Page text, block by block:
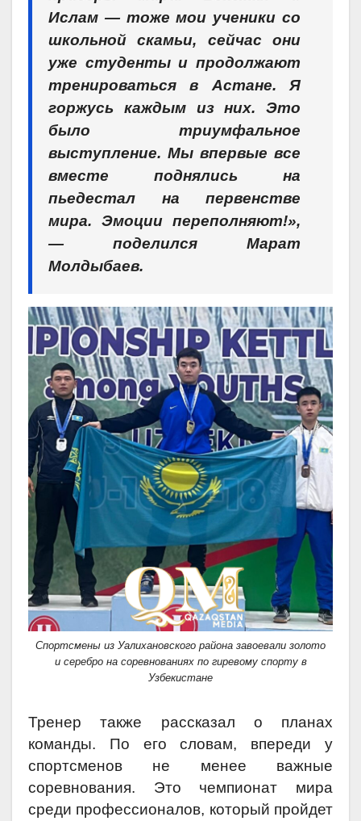
Ислам — тоже мои ученики со
школьной скамьи, сейчас они
уже студенты и продолжают
тренироваться в Астане. Я
горжусь каждым из них. Это
было триумфальное
выступление. Мы впервые все
вместе поднялись на
пьедестал на первенстве
мира. Эмоции переполняют!»,
— поделился Марат
Молдыбаев.
Спортсмены из Уалихановского района завоевали золото
и серебро на соревнованиях по гиревому спорту в
Узбекистане
Тренер также рассказал о планах
команды. По его словам, впереди у
спортсменов не менее важные
соревнования. Это чемпионат мира
среди профессионалов, который пройдет